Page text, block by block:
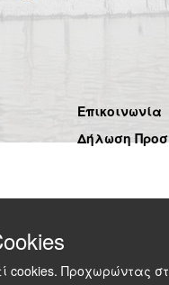
Επικοινωνία
Δήλωση
cookies. Προχωρώντας